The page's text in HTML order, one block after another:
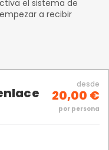
el sistema de
a recibir
desde
20,00 €
por persona